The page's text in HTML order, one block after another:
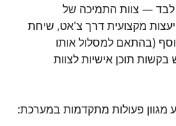
— צוות התמיכה של
מקצועית דרך צ'אט, שיחת
(בהתאם למסלול אותו
תוכן אישיות לצוות
מגוון פעולות מתקדמות במערכת: